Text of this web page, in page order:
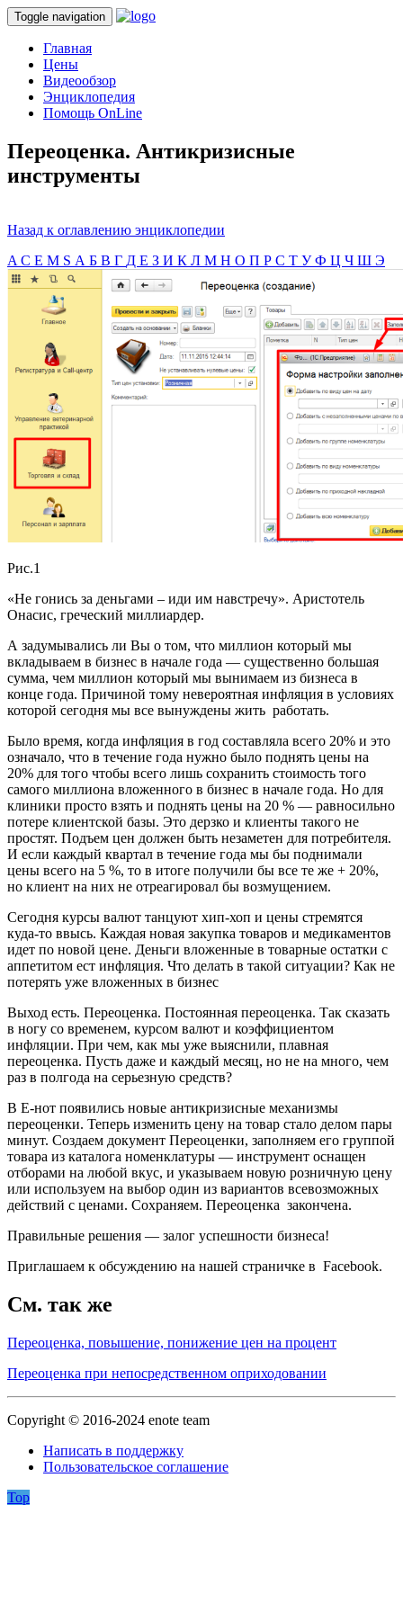
Toggle navigation
Главная
Цены
Видеообзор
Энциклопедия
Помощь OnLine
Переоценка. Антикризисные
инструменты
Назад к оглавлению энциклопедии
A C E M S А Б В Г Д Е З И К Л М Н О П Р С Т УФ Ц Ч Ш Э
Рис.1
«Не гонись за деньгами – иди им навстречу». Аристотель
Онасис, греческий миллиардер.
А задумывались ли Вы о том, что миллион который мы
вкладываем в бизнес в начале года — существенно большая
сумма, чем миллион который мы вынимаем из бизнеса в
конце года. Причиной тому невероятная инфляция в условиях
которой сегодня мы все вынуждены жить работать.
Было время, когда инфляция в год составляла всего 20% и это
означало, что в течение года нужно было поднять цены на
20% для того чтобы всего лишь сохранить стоимость того
самого миллиона вложенного в бизнес в начале года. Но для
клиники просто взять и поднять цены на 20 % — равносильно
потере клиентской базы. Это дерзко и клиенты такого не
простят. Подъем цен должен быть незаметен для потребителя.
И если каждый квартал в течение года мы бы поднимали
цены всего на 5 %, то в итоге получили бы все те же + 20%,
но клиент на них не отреагировал бы возмущением.
Сегодня курсы валют танцуют хип-хоп и цены стремятся
куда-то ввысь. Каждая новая закупка товаров и медикаментов
идет по новой цене. Деньги вложенные в товарные остатки с
аппетитом ест инфляция. Что делать в такой ситуации? Как не
потерять уже вложенных в бизнес
Выход есть. Переоценка. Постоянная переоценка. Так сказать
в ногу со временем, курсом валют и коэффициентом
инфляции. При чем, как мы уже выяснили, плавная
переоценка. Пусть даже и каждый месяц, но не на много, чем
раз в полгода на серьезную средств?
В Е-нот появились новые антикризисные механизмы
переоценки. Теперь изменить цену на товар стало делом пары
минут. Создаем документ Переоценки, заполняем его группой
товара из каталога номенклатуры — инструмент оснащен
отборами на любой вкус, и указываем новую розничную цену
или используем на выбор один из вариантов всевозможных
действий с ценами. Сохраняем. Переоценка закончена.
Правильные решения — залог успешности бизнеса!
Приглашаем к обсуждению на нашей страничке в Facebook.
См. так же
Переоценка, повышение, понижение цен на процент
Переоценка при непосредственном оприходовании
Copyright © 2016-2024 enote team
Написать в поддержку
Пользовательское соглашение
Top